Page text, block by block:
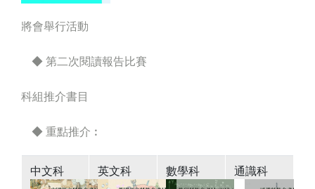
將會舉行活動
◆ 第二次閱讀報告比賽
科組推介書目
◆ 重點推介︰
中文科 英文科 數學科 通識科